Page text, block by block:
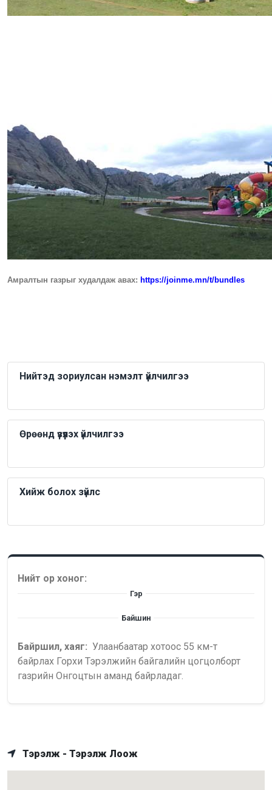
Амралтын газрыг худалдаж авах: https://joinme.mn/t/bundles
Нийтэд зориулсан нэмэлт үйлчилгээ
Өрөөнд үзүүлэх үйлчилгээ
Хийж болох зүйлс
Нийт ор хоног:
Гэр
Байшин
Байршил, хаяг: Улаанбаатар хотоос 55 км-т
байрлах Горхи Тэрэлжийн байгалийн цогцолборт
газрийн Онгоцтын аманд байрладаг.
Тэрэлж - Тэрэлж Лоож